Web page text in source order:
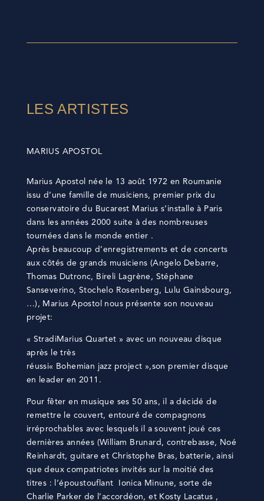
LES ARTISTES
MARIUS APOSTOL
Marius Apostol née le 13 août 1972 en Roumanie
issu d’une famille de musiciens, premier prix du
conservatoire du Bucarest Marius s’installe à Paris
dans les années 2000 suite à des nombreuses
tournées dans le monde entier .
Après beaucoup d’enregistrements et de concerts
aux côtés de grands musiciens (Angelo Debarre,
Thomas Dutronc, Bireli Lagrène, Stéphane
Sanseverino, Stochelo Rosenberg, Lulu Gainsbourg,
…), Marius Apostol nous présente son nouveau
projet:
« StradiMarius Quartet » avec un nouveau disque
après le très
réussi« Bohemian jazz project »,son premier disque
en leader en 2011.
Pour fêter en musique ses 50 ans, il a décidé de
remettre le couvert, entouré de compagnons
irréprochables avec lesquels il a souvent joué ces
dernières années (William Brunard, contrebasse, Noé
Reinhardt, guitare et Christophe Bras, batterie, ainsi
que deux compatriotes invités sur la moitié des
titres : l’époustouflant Ionica Minune, sorte de
Charlie Parker de l’accordéon, et Kosty Lacatus ,